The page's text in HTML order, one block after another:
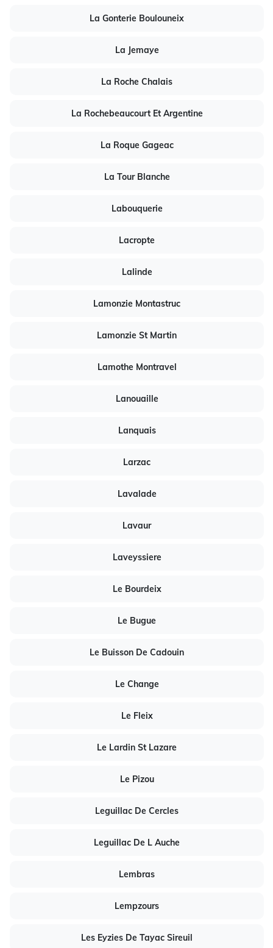
La Gonterie Boulouneix
La Jemaye
La Roche Chalais
La Rochebeaucourt Et Argentine
La Roque Gageac
La Tour Blanche
Labouquerie
Lacropte
Lalinde
Lamonzie Montastruc
Lamonzie St Martin
Lamothe Montravel
Lanouaille
Lanquais
Larzac
Lavalade
Lavaur
Laveyssiere
Le Bourdeix
Le Bugue
Le Buisson De Cadouin
Le Change
Le Fleix
Le Lardin St Lazare
Le Pizou
Leguillac De Cercles
Leguillac De L Auche
Lembras
Lempzours
Les Eyzies De Tayac Sireuil